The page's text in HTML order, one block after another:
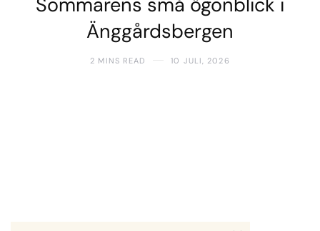
Änggårdsbergen
2 MINS READ 10 JULI, 2026